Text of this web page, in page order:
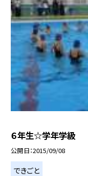
６年生☆学年学級
公開日 2015/09/08
できごと